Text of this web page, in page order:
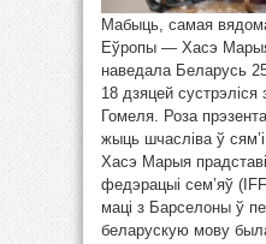
Мабыць, самая
Еўропы — Хасэ Марыя
наведала Беларусь
18 дзяцей сустрэліся
Гомеля. Роза
жыць шчасліва ў
Хасэ Марыя
федэрацыі сем’яў
маці з Барселоны ў
беларускую мову